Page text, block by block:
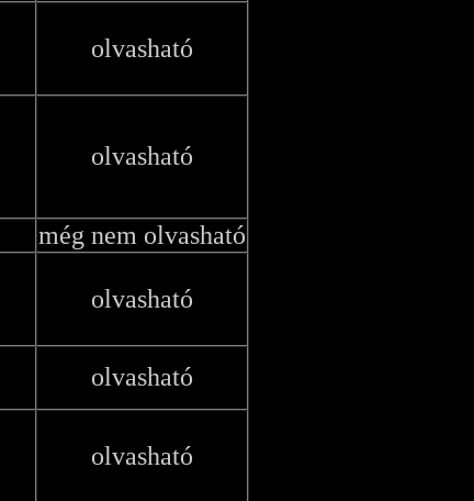
olvasható
olvasható
még nem olvasható
olvasható
olvasható
olvasható